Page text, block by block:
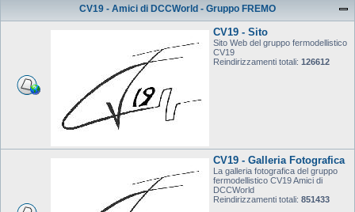
CV19 - Amici di DCCWorld - Gruppo FREMO
CV19 - Sito
Sito Web del gruppo fermodellistico
CV19
Reindirizzamenti totali: 126612
CV19 - Galleria Fotografica
La galleria fotografica del gruppo
fermodellistico CV19 Amici di
DCCWorld
Reindirizzamenti totali: 851433